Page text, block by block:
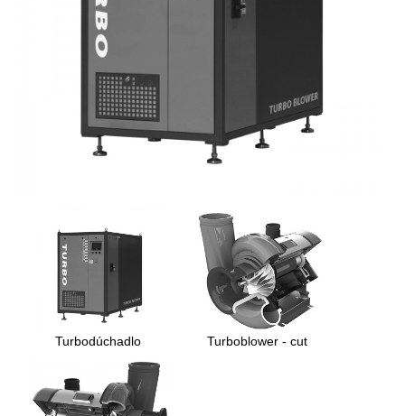
Turbodúchadlo Turboblower - cut